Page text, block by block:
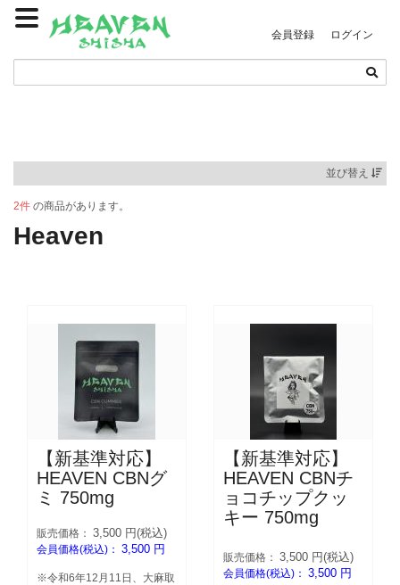
会員登録 ログイン
並び替え
2件 の商品があります。
Heaven
【新基準対応】
HEAVEN CBNグ
ミ 750mg
販売価格： 3,500 円(税込)
会員価格(税込)： 3,500 円
※令和6年12月11日、大麻取
【新基準対応】
HEAVEN CBNチ
ョコチップクッ
キー 750mg
販売価格： 3,500 円(税込)
会員価格(税込)： 3,500 円